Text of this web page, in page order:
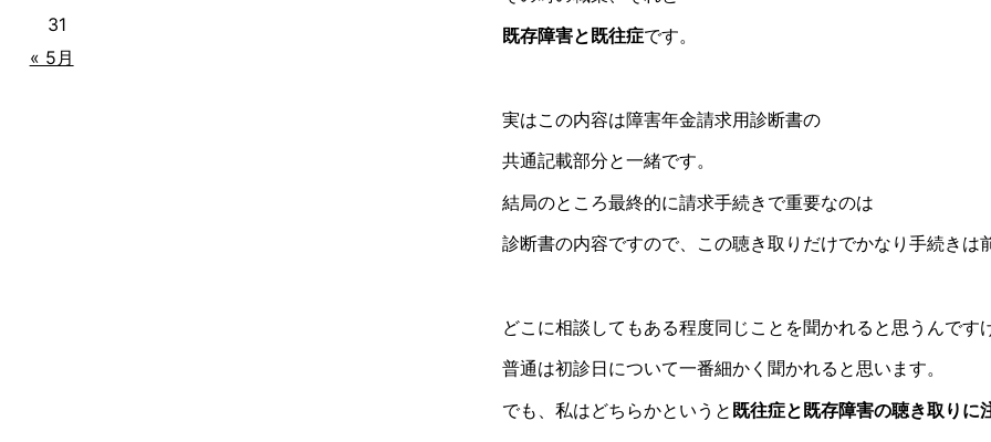
既存障害と既往症です。
実はこの内容は障害年金請求用診断書の
共通記載部分と一緒です。
結局のところ最終的に請求手続きで重要なのは
診断書の内容ですので、この聴き取りだけでかなり手続きは
どこに相談してもある程度同じことを聞かれると思うんです
普通は初診日について一番細かく聞かれると思います。
でも、私はどちらかというと 既往症と既存障害の聴き取りに
31
« 5月